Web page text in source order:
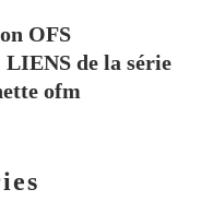
OFS
de la série
ofm